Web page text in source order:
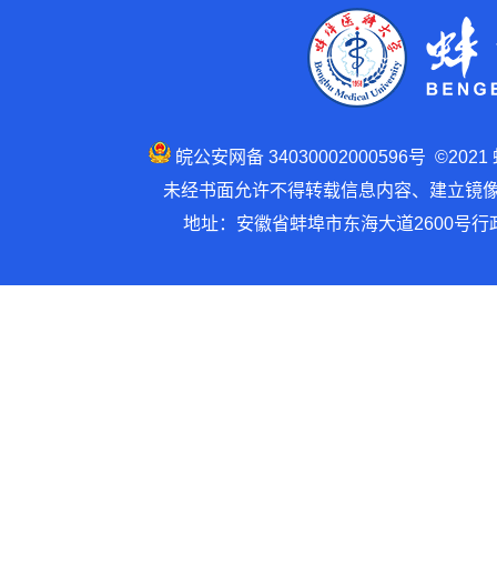
皖公安网备 34030002000596号 ©2021
未经书面允许不得转载信息内容、建立镜
地址：安徽省蚌埠市东海大道2600号